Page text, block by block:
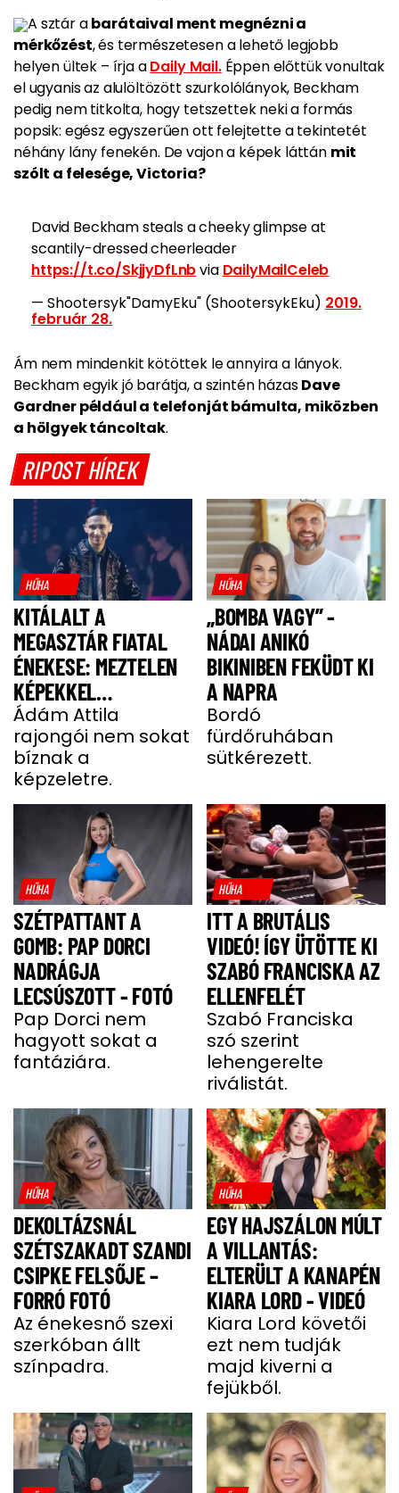
A sztár abarátaival ment megnézni a
mérkőzést, és természetesen a lehető legjobb
helyen ültek – írja aDaily Mail.Éppen előttük vonultak
el ugyanis az alulöltözött szurkolólányok, Beckham
pedig nem titkolta, hogy tetszettek neki a formás
popsik: egész egyszerűen ott felejtette a tekintetét
néhány lány fenekén. De vajon a képek láttán mit
szólt a felesége, Victoria?
David Beckham steals a cheeky glimpse at
scantily-dressed cheerleader
https://t.co/SkjjyDfLnbvia DailyMailCeleb
— Shootersyk"DamyEku" (ShootersykEku) 2019.
február 28.
Ám nem mindenkit kötöttek leannyira a lányok.
Beckham egyik jó barátja,a szintén házasDave
Gardner például a telefonját bámulta, miközben
a hölgyek táncoltak.
RIPOST HÍREK
HŰHA
KITÁLALT A
MEGASZTÁR FIATAL
ÉNEKESE: MEZTELEN
KÉPEKKEL
HALMOZZÁK EL A
RAJONGÓI
Ádám Attila
rajongói nem sokat
bíznak a
képzeletre.
HŰHA
„BOMBA VAGY” -
NÁDAI ANIKÓ
BIKINIBEN FEKÜDT KI
A NAPRA
Bordó
fürdőruhában
sütkérezett.
HŰHA
SZÉTPATTANT A
GOMB: PAP DORCI
NADRÁGJA
LECSÚSZOTT - FOTÓ
Pap Dorci nem
hagyott sokat a
fantáziára.
HŰHA
ITT A BRUTÁLIS
VIDEÓ! ÍGY ÜTÖTTE KI
SZABÓ FRANCISKA AZ
ELLENFELÉT
Szabó Franciska
szó szerint
lehengerelte
riválistát.
HŰHA
DEKOLTÁZSNÁL
SZÉTSZAKADT SZANDI
CSIPKE FELSŐJE –
FORRÓ FOTÓ
Az énekesnő szexi
szerkóban állt
színpadra.
HŰHA
EGY HAJSZÁLON MÚLT
A VILLANTÁS:
ELTERÜLT A KANAPÉN
KIARA LORD - VIDEÓ
Kiara Lord követői
ezt nem tudják
majd kiverni a
fejükből.